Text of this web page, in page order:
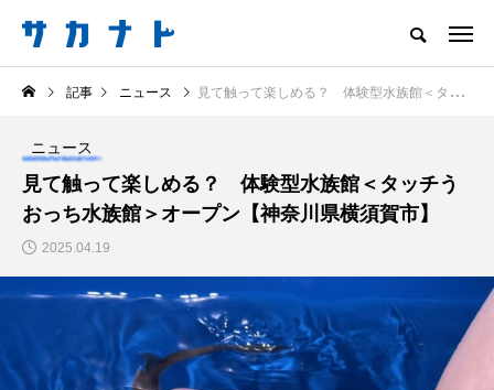
サカナをもっと好きになる
知る 食べる 楽しむ 創る
注目記事 サカナを知ろう
食べる
記事 ニュース 見て触って楽しめる？ 体験型水族館＜タッチうおっち水族館＞オープン【神奈川県横須賀市】
ニュース
見て触って楽しめる？ 体験型水族館＜タッチう
おっち水族館＞オープン【神奈川県横須賀市】
2025.04.19